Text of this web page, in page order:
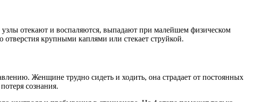
отекают и воспаляются, выпадают при малейшем физическом
крупными каплями или стекает струйкой.
Женщине трудно сидеть и ходить, она страдает от постоянных
сознания.